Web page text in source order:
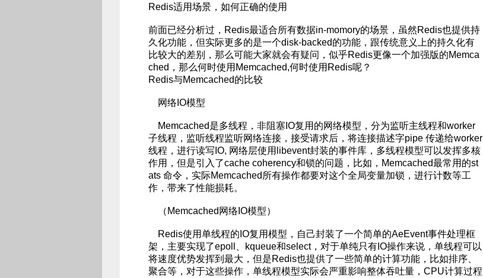
Redis适用场景，如何正确的使用
前面已经分析过，Redis最适合所有数据in-momory的场景，虽然Redis也提供持
久化功能，但实际更多的是一个disk-backed的功能，跟传统意义上的持久化有
比较大的差别，那么可能大家就会有疑问，似乎Redis更像一个加强版的Memca
ched，那么何时使用Memcached,何时使用Redis呢？
Redis与Memcached的比较
网络IO模型
Memcached是多线程，非阻塞IO复用的网络模型，分为监听主线程和worker
子线程，监听线程监听网络连接，接受请求后，将连接描述字pipe 传递给worker
线程，进行读写IO, 网络层使用libevent封装的事件库，多线程模型可以发挥多核
作用，但是引入了cache coherency和锁的问题，比如，Memcached最常用的st
ats 命令，实际Memcached所有操作都要对这个全局变量加锁，进行计数等工
作，带来了性能损耗。
（Memcached网络IO模型）
Redis使用单线程的IO复用模型，自己封装了一个简单的AeEvent事件处理框
架，主要实现了epoll、kqueue和select，对于单纯只有IO操作来说，单线程可以
将速度优势发挥到最大，但是Redis也提供了一些简单的计算功能，比如排序、
聚合等，对于这些操作，单线程模型实际会严重影响整体吞吐量，CPU计算过程